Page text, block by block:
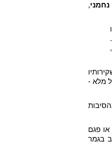
,
מלא -
או פגם
בגמר